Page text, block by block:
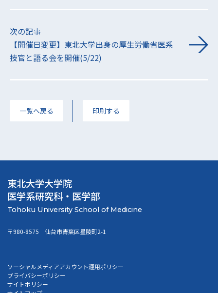
次の記事
【開催日変更】東北大学出身の厚生労働省医系
技官と語る会を開催(5/22)
一覧へ戻る 印刷する
東北大学大学院
医学系研究科・医学部
〒980-8575 仙台市青葉区星陵町2-1
ソーシャルメディアアカウント運用ポリシー
プライバシーポリシー
サイトポリシー